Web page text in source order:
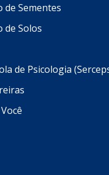
Sementes
de Solos
de Psicologia